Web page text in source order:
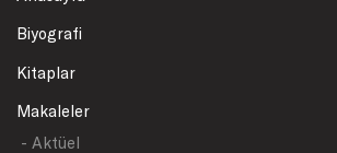
Biyografi
Kitaplar
Makaleler
- Aktüel